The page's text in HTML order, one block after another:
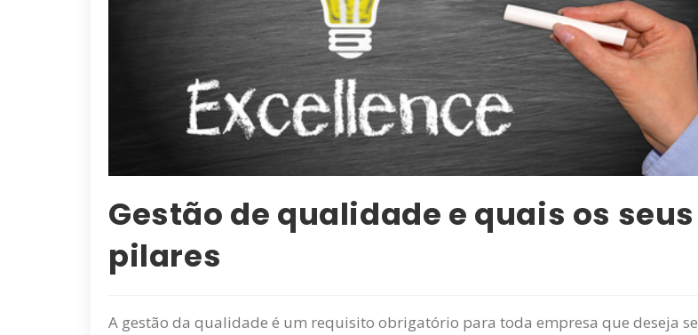
Gestão de qualidade e quais os seus
pilares
A gestão da qualidade é um requisito obrigatório para toda empresa que deseja se